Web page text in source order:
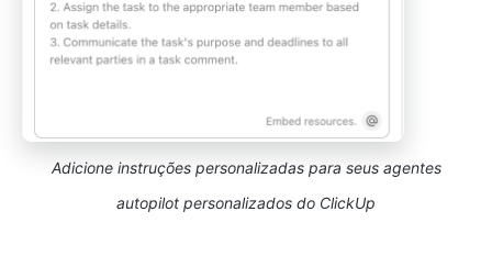
Adicione instruções personalizadas para seus agentes
autopilot personalizados do ClickUp